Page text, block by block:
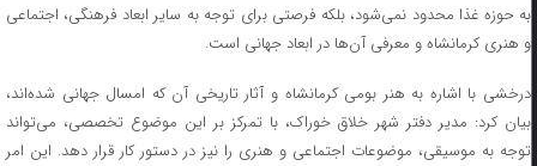
به حوزه غذا محدود نمی‌شود، بلکه فرصتی برای توجه به سایر ابعاد فرهنگی، اجتماعی
و هنری کرمانشاه و معرفی آن‌ها در ابعاد جهانی است.
درخشی با اشاره به هنر بومی کرمانشاه و آثار تاریخی آن که امسال جهانی شده‌اند،
بیان کرد: مدیر دفتر شهر خلاق خوراک، با تمرکز بر این موضوع تخصصی، می‌تواند
توجه به موسیقی، موضوعات اجتماعی و هنری را نیز در دستور کار قرار دهد. این امر